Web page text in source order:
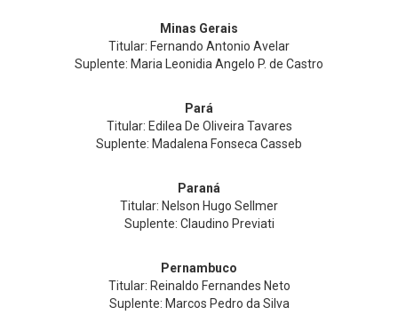
Minas Gerais
Titular: Fernando Antonio Avelar
Suplente: Maria Leonidia Angelo P. de Castro
Pará
Titular: Edilea De Oliveira Tavares
Suplente: Madalena Fonseca Casseb
Paraná
Titular: Nelson Hugo Sellmer
Suplente: Claudino Previati
Pernambuco
Titular: Reinaldo Fernandes Neto
Suplente: Marcos Pedro da Silva